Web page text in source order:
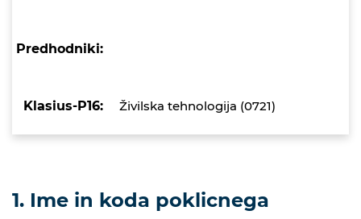
Predhodniki:
Klasius-P16: Živilska tehnologija (0721)
1. Ime in koda poklicnega